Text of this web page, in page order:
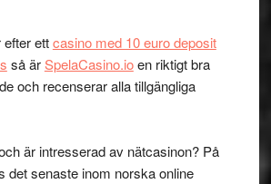
efter ettcasino med 10 euro deposit
så ärSpelaCasino.ioen riktigt bra
och recenserar alla tillgängliga
är intresserad av nätcasinon? På
det senaste inom norska online